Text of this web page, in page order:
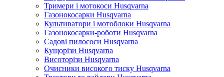
Тримери і мотокоси Husqvarna
Газонокосарки Husqvarna
Культиватори і мотоблоки Husqvarna
Газонокосарки-роботи Husqvarna
Садові пилососи Husqvarna
Кущорізи Husqvarna
Висоторізи Husqvarna
Очисники високого тиску Husqvarna